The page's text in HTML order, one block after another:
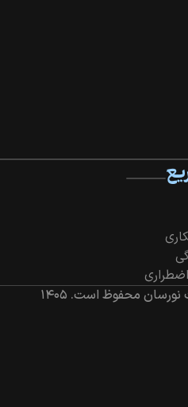
نورسان محفوظ است. ۱۴۰۵